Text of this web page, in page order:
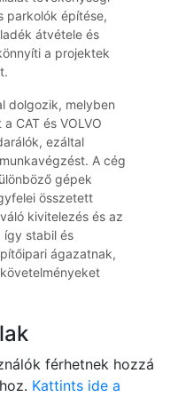
parkolók építése,
átvétele és
a projektek
dolgozik, melyben
CAT és VOLVO
ezáltal
A cég
gépek
összetett
kivitelezés és az
így stabil és
ágazatnak,
férhetnek hozzá
Kattints ide a